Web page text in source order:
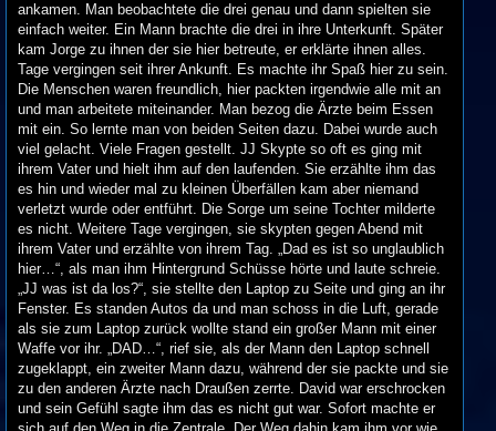
ankamen. Man beobachtete die drei genau und dann spielten sie
einfach weiter. Ein Mann brachte die drei in ihre Unterkunft. Später
kam Jorge zu ihnen der sie hier betreute, er erklärte ihnen alles.
Tage vergingen seit ihrer Ankunft. Es machte ihr Spaß hier zu sein.
Die Menschen waren freundlich, hier packten irgendwie alle mit an
und man arbeitete miteinander. Man bezog die Ärzte beim Essen
mit ein. So lernte man von beiden Seiten dazu. Dabei wurde auch
viel gelacht. Viele Fragen gestellt. JJ Skypte so oft es ging mit
ihrem Vater und hielt ihm auf den laufenden. Sie erzählte ihm das
es hin und wieder mal zu kleinen Überfällen kam aber niemand
verletzt wurde oder entführt. Die Sorge um seine Tochter milderte
es nicht. Weitere Tage vergingen, sie skypten gegen Abend mit
ihrem Vater und erzählte von ihrem Tag. „Dad es ist so unglaublich
hier…“, als man ihm Hintergrund Schüsse hörte und laute schreie.
„JJ was ist da los?“, sie stellte den Laptop zu Seite und ging an ihr
Fenster. Es standen Autos da und man schoss in die Luft, gerade
als sie zum Laptop zurück wollte stand ein großer Mann mit einer
Waffe vor ihr. „DAD…“, rief sie, als der Mann den Laptop schnell
zugeklappt, ein zweiter Mann dazu, während der sie packte und sie
zu den anderen Ärzte nach Draußen zerrte. David war erschrocken
und sein Gefühl sagte ihm das es nicht gut war. Sofort machte er